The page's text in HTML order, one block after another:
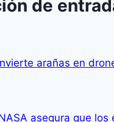
de
arañas en
asegura que los